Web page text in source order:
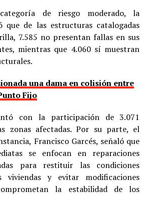
de riesgo moderado, la
que de las estructuras catalogadas
7.585 no presentan fallas en sus
mientras que 4.060 sí muestran
una dama en colisión entre
Fijo
con la participación de 3.071
zonas afectadas. Por su parte, el
Francisco Garcés, señaló que
se enfocan en reparaciones
para restituir las condiciones
viviendas y evitar modificaciones
la estabilidad de los